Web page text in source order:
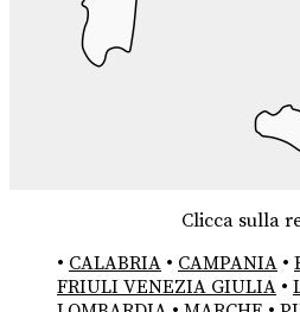
Clicca sulla
• CALABRIA • CAMPANIA •
FRIULI VENEZIA GIULIA •